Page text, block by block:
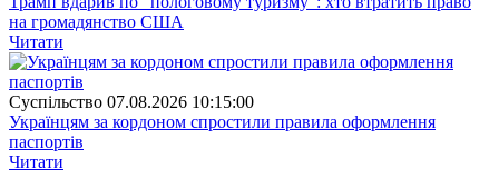
на громадянство США
Читати
Суспiльство 07.08.2026 10:15:00
Українцям за кордоном спростили правила оформлення
паспортів
Читати